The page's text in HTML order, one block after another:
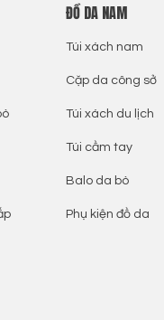
ĐỒ DA NAM
Túi xách nam
Cặp da công sở
Túi xách du lịch
Túi cầm tay
Balo da bò
Phụ kiện đồ da